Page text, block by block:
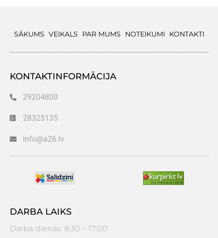
SĀKUMS VEIKALS PAR MUMS NOTEIKUMI KONTAKTI
KONTAKTINFORMĀCIJA
29204800
28325135
info@a26.lv
DARBA LAIKS
Darba dienās: 8:30 – 17:00